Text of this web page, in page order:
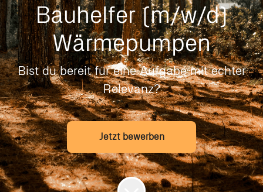
Bauhelfer (m/w/d)
Wärmepumpen
Bist du bereit für eine Aufgabe mit echter
Relevanz?
Jetzt bewerben